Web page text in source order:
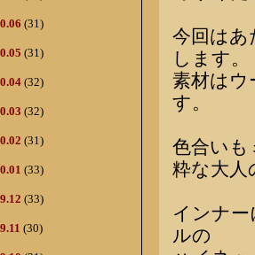
(31)
(31)
(32)
(32)
(31)
(33)
(33)
(30)
今回は
します。
素材はウ
す。
色合いも
粋な大人
インナ
ルの